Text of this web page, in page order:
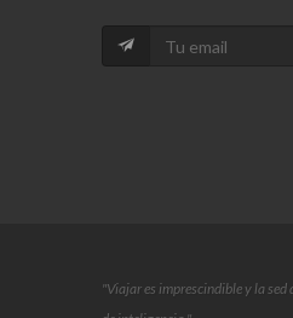
"Viajar es imprescindible y la